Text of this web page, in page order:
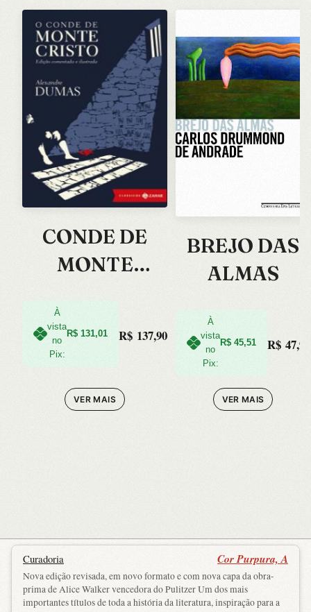
CONDE DE
MONTE
À
vista
no
Pix:
R$ 131,01 R$ 137,90
VER MAIS
BREJO DAS
ALMAS
À
vista
no
Pix:
R$ 45,51 R$ 47,90
VER MAIS
Curadoria Cor Purpura, A
Nova edição revisada, em novo formato e com nova capa da obra-
prima de Alice Walker vencedora do Pulitzer Um dos mais
importantes títulos de toda a história da literatura, inspiração para a